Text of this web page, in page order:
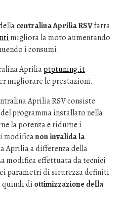
centralina Aprilia RSVfatta
migliora la moto aumentando
i consumi.
Apriliaptptuning.it
migliorare le prestazioni.
Aprilia RSV consiste
programma installato nella
la potenza e ridurne i
modificanon invalida la
Aprilia a differenza della
modifica effettuata da tecnici
parametri di sicurezza definiti
di ottimizzazione della